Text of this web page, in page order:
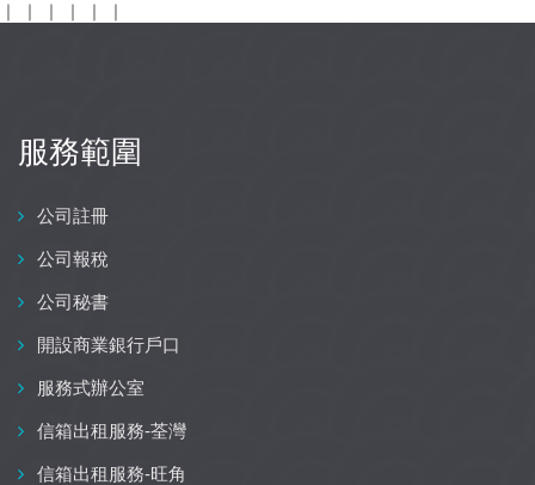
｜
｜ ｜ ｜ ｜ ｜
服務範圍
公司註冊
公司報稅
公司秘書
開設商業銀行戶口
服務式辦公室
信箱出租服務-荃灣
信箱出租服務-旺角